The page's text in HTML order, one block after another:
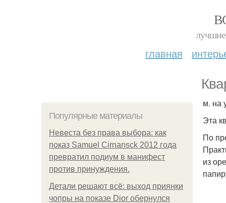
лучшие
главная
Популярные материалы
Невеста без права выбора: как
показ Samuel Cirnansck 2012 года
превратил подиум в манифест
против принуждения.
Детали решают всё: выход приянки
чопры на показе Dior обернулся
м. на
Эта
По
из